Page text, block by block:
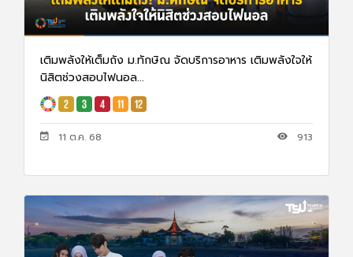
เติมพลังให้เต็มถัง ม.ทักษิณ จัดบริการอาหาร เติมพลังใจให้
นิสิตช่วงสอบไฟนอล...
11 ต.ค. 68 913